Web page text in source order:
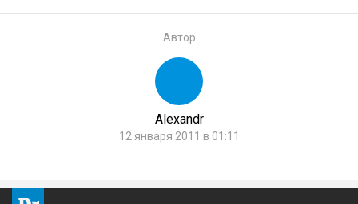
Автор
Alexandr
12 января 2011 в 01:11